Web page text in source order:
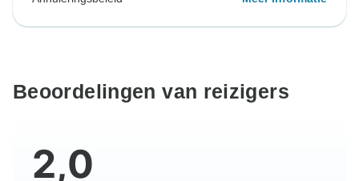
Beoordelingen van reizigers
2,0